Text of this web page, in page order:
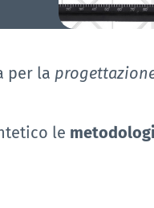
per la
le